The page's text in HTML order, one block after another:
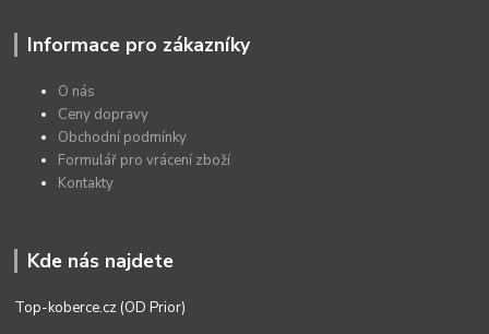
Informace pro zákazníky
O nás
Ceny dopravy
Obchodní podmínky
Formulář pro vrácení zboží
Kontakty
Kde nás najdete
Top-koberce.cz (OD Prior)